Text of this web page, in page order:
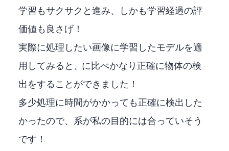
学習もサクサクと進み、しかも学習経過の評
価値も良さげ！
実際に処理したい画像に学習したモデルを適
用してみると、YOLOXに比べかなり正確に物体の検
出をすることができました！
多少処理に時間がかかっても正確に検出した
かったので、DETR系が私の目的には合っていそう
です！